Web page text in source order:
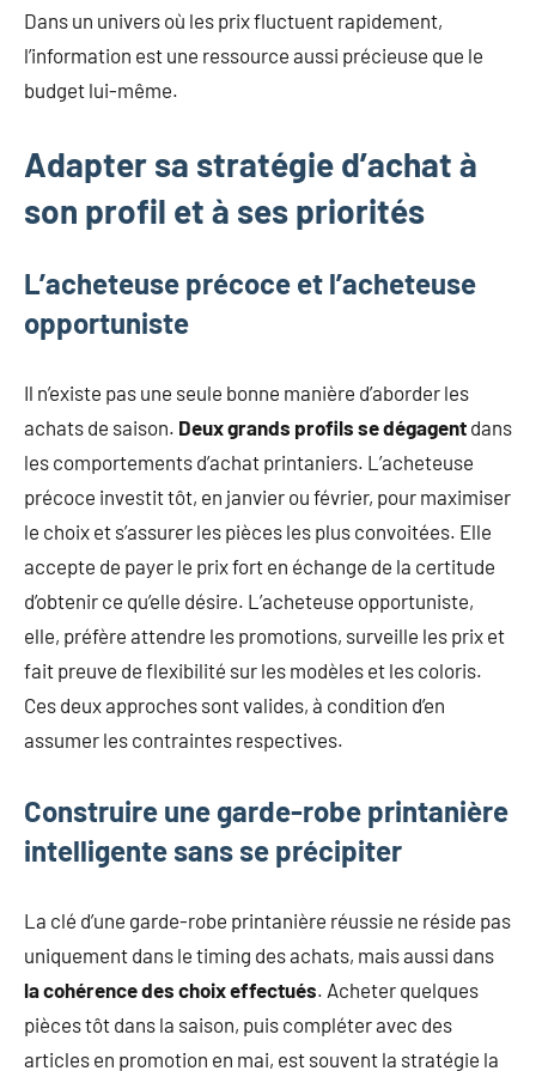
Dans un univers où les prix fluctuent rapidement,
l’information est une ressource aussi précieuse que le
budget lui-même.
Adapter sa stratégie d’achat à
son profil et à ses priorités
L’acheteuse précoce et l’acheteuse
opportuniste
Il n’existe pas une seule bonne manière d’aborder les
achats de saison. Deux grands profils se dégagent dans
les comportements d’achat printaniers. L’acheteuse
précoce investit tôt, en janvier ou février, pour maximiser
le choix et s’assurer les pièces les plus convoitées. Elle
accepte de payer le prix fort en échange de la certitude
d’obtenir ce qu’elle désire. L’acheteuse opportuniste,
elle, préfère attendre les promotions, surveille les prix et
fait preuve de flexibilité sur les modèles et les coloris.
Ces deux approches sont valides, à condition d’en
assumer les contraintes respectives.
Construire une garde-robe printanière
intelligente sans se précipiter
La clé d’une garde-robe printanière réussie ne réside pas
uniquement dans le timing des achats, mais aussi dans
la cohérence des choix effectués. Acheter quelques
pièces tôt dans la saison, puis compléter avec des
articles en promotion en mai, est souvent la stratégie la